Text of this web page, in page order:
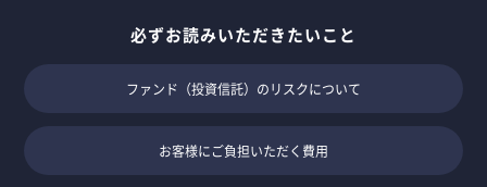
必ずお読みいただきたいこと
ファンド（投資信託）のリスクについて
お客様にご負担いただく費用